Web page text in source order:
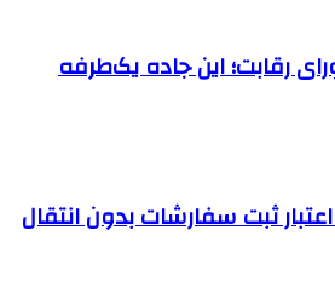
۸۵۶ شورای رقابت؛ این جاده یک‌طرفه
ثبت سفارشات بدون انتقال